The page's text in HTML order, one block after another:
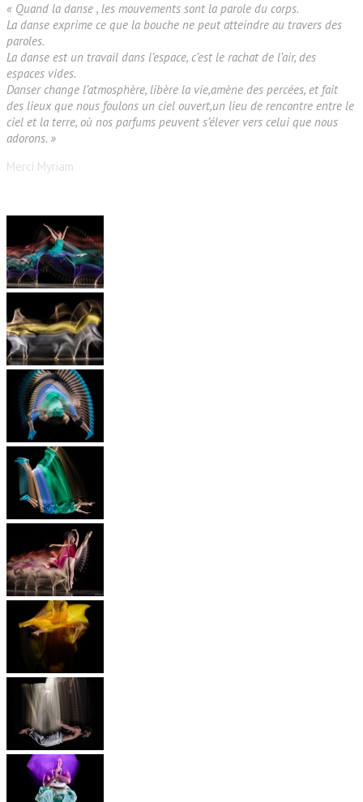
« Quand la danse , les mouvements sont la parole du corps.
La danse exprime ce que la bouche ne peut atteindre au travers des
paroles.
La danse est un travail dans l’espace, c’est le rachat de l’air, des
espaces vides.
Danser change l’atmosphère, libère la vie,amène des percées, et fait
des lieux que nous foulons un ciel ouvert,un lieu de rencontre entre le
ciel et la terre, où nos parfums peuvent s’élever vers celui que nous
adorons. »
Merci Myriam